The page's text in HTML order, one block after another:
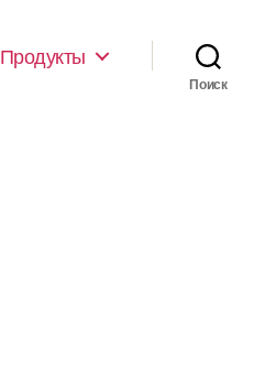
Продукты
Поиск